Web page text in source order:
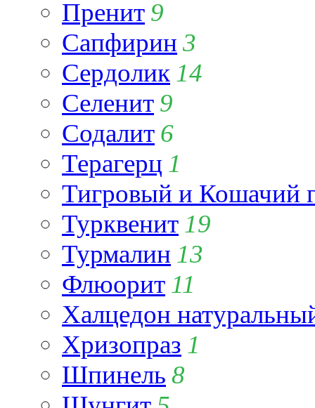
Пренит 9
Сапфирин 3
Сердолик 14
Селенит 9
Содалит 6
Терагерц 1
Тигровый и Кошачий
Турквенит 19
Турмалин 13
Флюорит 11
Халцедон
Хризопраз 1
Шпинель 8